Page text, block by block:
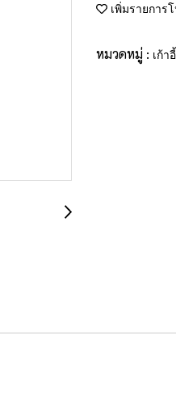
เพิ่มรายการ
หมวดหมู่ : เก้า